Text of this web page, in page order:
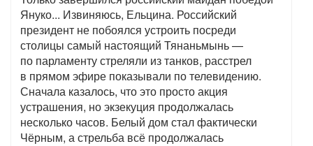
Януко... Извиняюсь, Ельцина. Российский
президент не побоялся устроить посреди
столицы самый настоящий Тянаньмынь —
по парламенту стреляли из танков, расстрел
в прямом эфире показывали по телевидению.
Сначала казалось, что это просто акция
устрашения, но экзекуция продолжалась
несколько часов. Белый дом стал фактически
Чёрным, а стрельба всё продолжалась